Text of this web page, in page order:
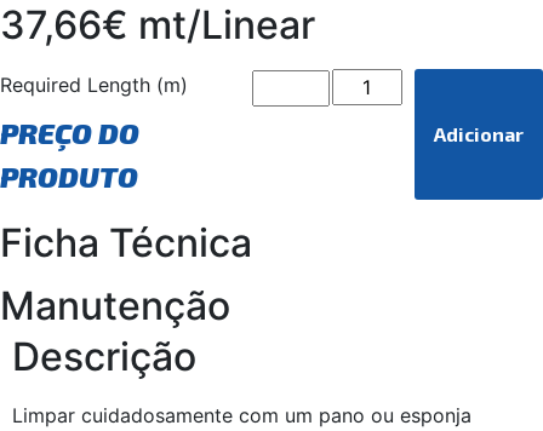
37,66€ mt/Linear
Required Length (m)
PREÇO DO
PRODUTO
Adicionar
Ficha Técnica
Manutenção
Descrição
Limpar cuidadosamente com um pano ou esponja